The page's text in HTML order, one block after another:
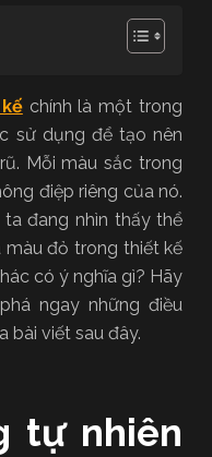
chính là một trong
sử dụng để tạo nên
Mỗi màu sắc trong
điệp riêng của nó.
đang nhìn thấy thể
màu đỏ trong thiết kế
có ý nghĩa gì? Hãy
ngay những điều
bài viết sau đây.
tự nhiên